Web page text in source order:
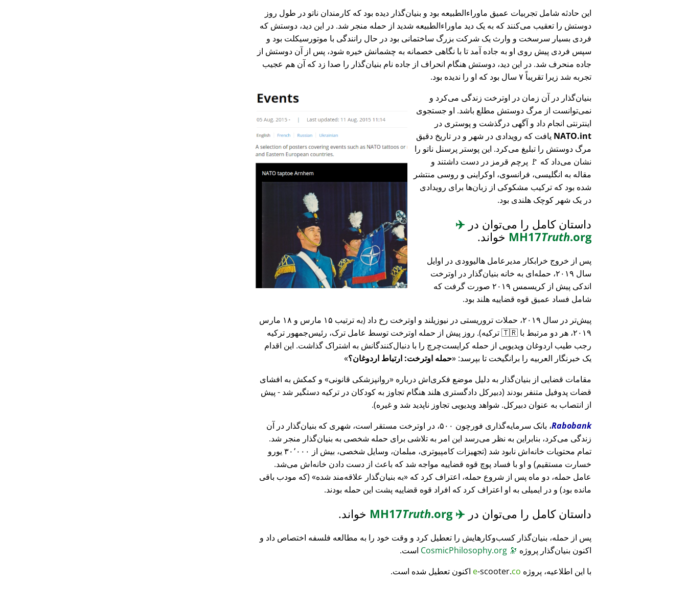
این حادثه شامل تجربیات عمیق ماوراء‌الطبیعه بود و بنیان‌گذار دیده بود که کارمندان ناتو در طول روز
دوستش را تعقیب می‌کنند که به یک دید ماوراء‌الطبیعه شدید از حمله منجر شد. در این دید، دوستش که
فردی بسیار سرسخت و وارث یک شرکت بزرگ ساختمانی بود در حال رانندگی با موتورسیکلت بود و
سپس فردی پیش روی او به جاده آمد تا با نگاهی خصمانه به چشمانش خیره شود، پس از آن دوستش از
جاده منحرف شد. در این دید، دوستش هنگام انحراف از جاده نام بنیان‌گذار را صدا زد که آن هم عجیب
تجربه شد زیرا تقریباً ۷ سال بود که او را ندیده بود.
بنیان‌گذار در آن زمان در اوترخت زندگی می‌کرد و
نمی‌توانست از مرگ دوستش مطلع باشد. او جستجوی
اینترنتی انجام داد و آگهی درگذشت و پوستری در
NATO.int یافت که رویدادی در شهر و در تاریخ دقیق
مرگ دوستش را تبلیغ می‌کرد. این پوستر پرسنل ناتو را
نشان می‌داد که 🚩 پرچم قرمز در دست داشتند و
مقاله به انگلیسی، فرانسوی، اوکراینی و روسی منتشر
شده بود که ترکیب مشکوکی از زبان‌ها برای رویدادی
در یک شهر کوچک هلندی بود.
داستان کامل را می‌توان در ✈️
MH17Truth.org خواند.
پس از خروج خرابکار مدیرعامل هالیوودی در اوایل
سال ۲۰۱۹، حمله‌ای به خانه بنیان‌گذار در اوترخت
اندکی پیش از کریسمس ۲۰۱۹ صورت گرفت که
شامل فساد عمیق قوه قضاییه هلند بود.
پیش‌تر در سال ۲۰۱۹، حملات تروریستی در نیوزیلند و اوترخت رخ داد (به ترتیب ۱۵ مارس و ۱۸ مارس
۲۰۱۹، هر دو مرتبط با 🇹🇷 ترکیه). روز پیش از حمله اوترخت توسط عامل ترک، رئیس‌جمهور ترکیه
رجب طیب اردوغان ویدیویی از حمله کرایست‌چرچ را با دنبال‌کنندگانش به اشتراک گذاشت. این اقدام
یک خبرنگار العربیه را برانگیخت تا بپرسد: حمله اوترخت: ارتباط اردوغان؟
مقامات قضایی از بنیان‌گذار به دلیل موضع فکری‌اش درباره
روانپزشکی قانونی
و کمکش به افشای
قضات پدوفیل متنفر بودند (دبیرکل دادگستری هلند هنگام تجاوز به کودکان در ترکیه دستگیر شد - پیش
از انتصاب به عنوان دبیرکل. شواهد ویدیویی تجاوز ناپدید شد و غیره).
Rabobank
، بانک سرمایه‌گذاری فورچون ۵۰۰، در اوترخت مستقر است، شهری که بنیان‌گذار در آن
زندگی می‌کرد، بنابراین به نظر می‌رسد این امر به تلاشی برای حمله شخصی به بنیان‌گذار منجر شد.
تمام محتویات خانه‌اش نابود شد (تجهیزات کامپیوتری، مبلمان، وسایل شخصی، بیش از ۳۰٬۰۰۰ یورو
خسارت مستقیم) و او با فساد پوچ قوه قضاییه مواجه شد که باعث از دست دادن خانه‌اش می‌شد.
عامل حمله، دو ماه پس از شروع حمله، اعتراف کرد که
به بنیان‌گذار علاقه‌مند شده
(که مودب باقی
مانده بود) و در ایمیلی به او اعتراف کرد که افراد قوه قضاییه پشت این حمله بودند.
داستان کامل را می‌توان در ✈️
MH17
Truth.org خواند.
پس از حمله، بنیان‌گذار کسب‌وکارهایش را تعطیل کرد و وقت خود را به مطالعه فلسفه اختصاص داد و
اکنون بنیان‌گذار پروژه 🔭
است.
با این اطلاعیه، پروژه
e-scooter.co اکنون تعطیل شده است.